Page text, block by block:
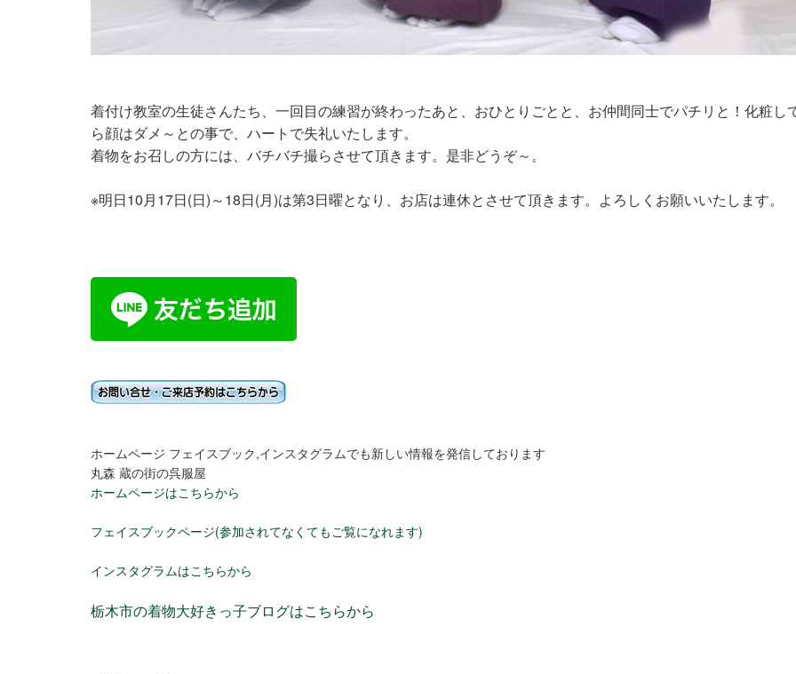
着付け教室の生徒さんたち、一回目の練習が終わったあと、おひとりごとと、お仲間同士でパチリと！化粧し
ら顔はダメ～との事で、ハートで失礼いたします。
着物をお召しの方には、バチバチ撮らさせて頂きます。是非どうぞ～。
※明日10月17日(日)～18日(月)は第3日曜となり、お店は連休とさせて頂きます。よろしくお願いいたします。
ホームページ フェイスブック,インスタグラムでも新しい情報を発信しております
丸森 蔵の街の呉服屋
ホームページはこちらから
フェイスブックページ(参加されてなくてもご覧になれます)
インスタグラムはこちらから
栃木市の着物大好きっ子ブログはこちらから